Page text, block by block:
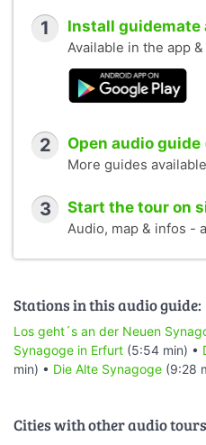
1 Install guidemate
Available in the app
2 Open audio
More guides available
3 Start the tour on
Audio, map & infos -
Stations in this audio guide:
Los geht´s an der Neuen
Synagoge in Erfurt (5:54 min) •
min) • Die Alte Synagoge (9:28
Cities with other audio